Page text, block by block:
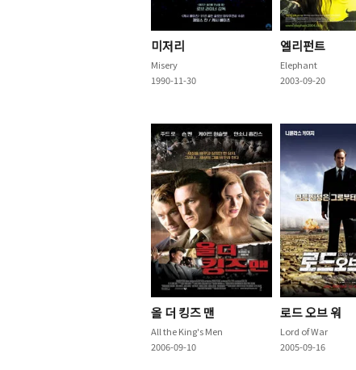
미저리
Misery
1990-11-30
엘리펀트
Elephant
2003-09-20
올 더 킹즈 맨
All the King's Men
2006-09-10
로드 오브 워
Lord of War
2005-09-16